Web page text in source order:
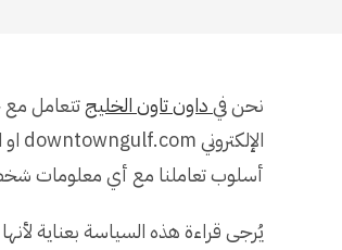
نحن فيداون تاون الخليجتتعامل
الإلكتروني downtowngulf.com او اي تطبيق تابع لموقع
أسلوب تعاملنا مع أي معلومات
يُرجى قراءة هذه السياسة بعناية